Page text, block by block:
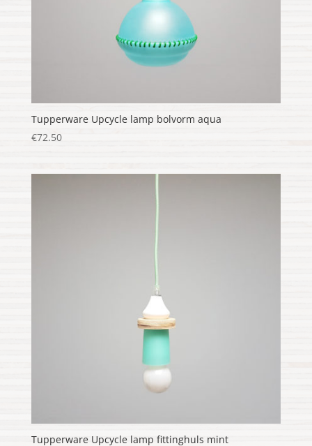
Tupperware Upcycle lamp bolvorm aqua
€72.50
Tupperware Upcycle lamp fittinghuls mint